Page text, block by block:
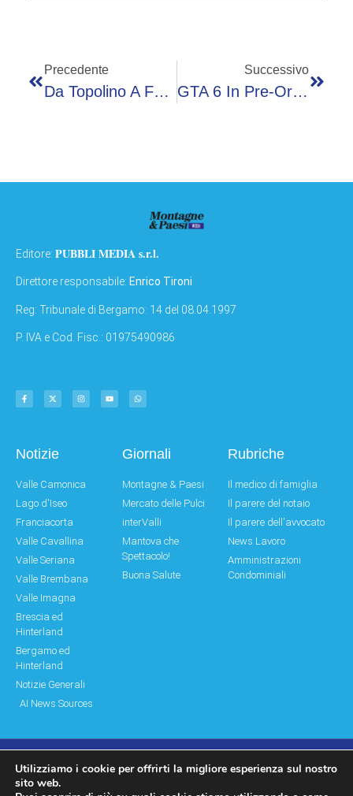
Precedente
Da Topolino A Fellini: Rimini Diventa La Capitale Della Cultura Pop
Successivo
GTA 6 In Pre-Order, Tutte Le Indiscrezioni: Uscita, Prezzo, Trailer
Editore: PUBBLI MEDIA s.r.l.
Direttore responsabile: Enrico Tironi
Reg: Tribunale di Bergamo: 14 del 08.04.1997
P. IVA e Cod. Fisc.: 01975490986
Notizie
Valle Camonica
Lago d'Iseo
Franciacorta
Valle Cavallina
Valle Seriana
Valle Brembana
Valle Imagna
Brescia ed
Hinterland
Bergamo ed
Hinterland
Notizie Generali
AI News Sources
Giornali
Montagne & Paesi
Mercato delle Pulci
interValli
Mantova che
Spettacolo!
Buona Salute
Rubriche
Il medico di famiglia
Il parere del notaio
Il parere dell'avvocato
News Lavoro
Amministrazioni
Condominiali
© Copyright 2011 – 2026 Montagne & Paesi
Utilizziamo i cookie per offrirti la migliore esperienza sul nostro
sito web.